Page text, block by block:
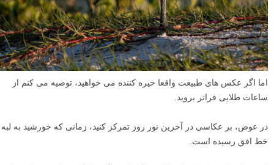
اما اگر عکس های طبیعت واقعا خیره کننده می خواهید، توصیه می کنم از
ساعات طلایی فراتر بروید.
در عوض، بر عکاسی در آخرین نور روز تمرکز کنید، زمانی که خورشید به لبه
خط افق رسیده است.